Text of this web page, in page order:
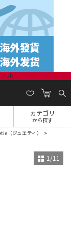
カテゴリ
から探す
（ジュエティ）
1 /11